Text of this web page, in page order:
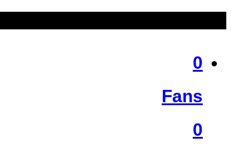
0
Fans
0